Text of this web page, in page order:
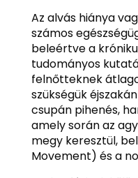
Az alvás hiánya
számos
beleértve a
tudományos
felnőtteknek
szükségük
csupán pihenés,
amely során az
megy keresztül,
Movement) és a